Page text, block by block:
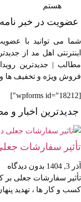
هستم
در خبر نامه
می توانید با
اهل مد از
| جدیدترین
ویژه و تخفیف ها
اخبار و
سفارشات
1404
بدون دیدگاه
سفارشات جعلی بر
و کار ها ، تهدید